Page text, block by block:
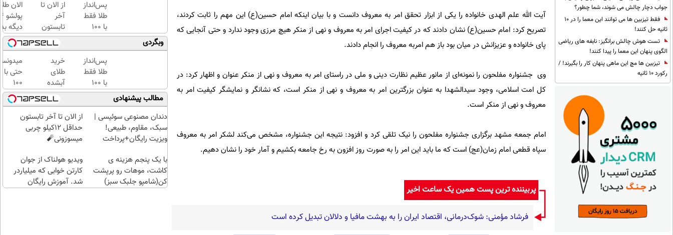
جواب دچار چالش می شوند، شما چطور؟
فقط تیزبین ها می توانند این معما را در 10
ثانیه حل کنند!
تست هوش چالش برانگیز: نابغه های ریاضی
الگوی پنهان این معما را پیدا کنند!
تیزبین ها مچ این ماهی پنهان کار را بگیرند! /
رکورد 10 ثانیه
آیت الله علم الهدی خانواده را یکی از ابزار تحقق امر به معروف دانست و با بیان اینکه امام حسین(ع) این مهم را ثابت کردند،
تصریح کرد: امام حسین(ع) نشان دادند که در کیفیت اجرای امر به معروف و نهی از منکر هیچ مرزی وجود ندارد و حتی آنجایی که
پای خانواده و عزیزانش در میان بود باز هم امربه معروف را انجام دادند.
وی جشنواره مفلحون را نمونه‌ای از مانور عظیم نظارت دینی و ملی در راستای امر به معروف و نهی از منکر عنوان و اظهار کرد: در
کل امت اسلامی، وجود سیدالشهدا به عنوان بزرگترین امر به معروف و نهی از منکر است، که نشانگر و نمایشگر کیفیت امر به
معروف و نهی از منکر است.
امام جمعه مشهد برگزاری جشنواره مفلحون را نیک تلقی کرد و افزود: نتیجه این جشنواره، مشخص می‌کند لشکر امر به معروف
سپاه قطعی امام زمان(عج) است که ما باید این امر را به صورت روز افزون به رخ جامعه بکشیم و آمار خود را نشان دهیم.
پربیننده ترین پست همین یک ساعت اخیر
فرشاد مؤمنی: شوک‌درمانی، اقتصاد ایران را به بهشت مافیا و دلالان تبدیل کرده است
پس‌انداز
طلا فقط
با ۱۰۰
هزارتومان
(امن و
راحت)
از الان تا
آخر
تابستون
حداقل
12کیلو
چربی
میسوزونی
🧨
الان
دیگه
طلا با
بی‌بهره
وبگردی
پس‌انداز
طلا فقط
با ۱۰۰
هزارتومان
(امن و
راحت)
خرید
طلای
آبشده
حتی با
۱۰۰هزارتومان
حتی با
۱۰۰
هم
میتونی
مطالب پیشنهادی
دندان مصنوعی سوئیسی |
سبک، مقاوم، طبیعی!
ویزیت رایگان+پرداخت
از الان تا آخر تابستون
حداقل 12کیلو چربی
میسوزونی🧨
با یک پنجم هزینه ی
کاشت، موهات رو پرپشت
کن(شامپو جلبک سبز)
ویدیو هولناک از جوان
کارتن خوابی که میلیاردر
شد. آموزش رایگان